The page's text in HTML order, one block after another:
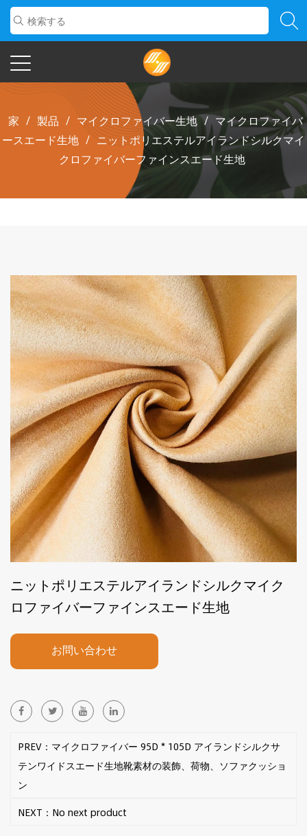
家 / 製品 / マイクロファイバー生地 / マイクロファイバ
ースエード生地 / ニットポリエステルアイランドシルクマイ
クロファイバーファインスエード生地
ニットポリエステルアイランドシルクマイク
ロファイバーファインスエード生地
お問い合わせ
PREV：マイクロファイバー 95D * 105D アイランドシルクサ
テンワイドスエード生地靴素材の装飾、荷物、ソファクッショ
ン
NEXT：No next product